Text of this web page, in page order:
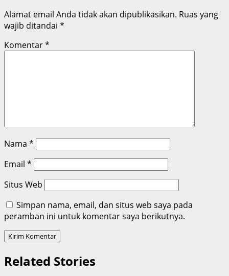
Alamat email Anda tidak akan dipublikasikan. Ruas yang
wajib ditandai *
Komentar*
Nama *
Email *
Situs Web
Simpan nama, email, dan situs web saya pada
peramban ini untuk komentar saya berikutnya.
Related Stories